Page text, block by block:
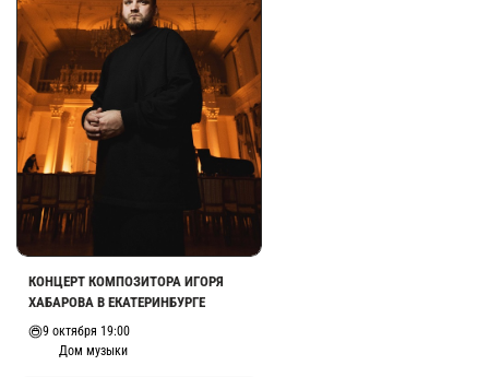
КОНЦЕРТ КОМПОЗИТОРА ИГОРЯ
ХАБАРОВА В ЕКАТЕРИНБУРГЕ
9 октября 19:00
Дом музыки